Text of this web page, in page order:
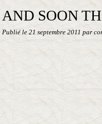
AND SOON
Publié le 21 septembre 2011 par